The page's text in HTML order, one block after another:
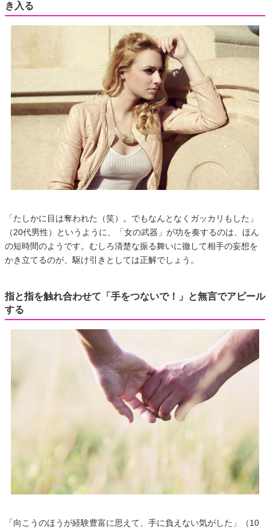
き入る
「たしかに目は奪われた（笑）。でもなんとなくガッカリもした」
（20代男性）というように、「女の武器」が功を奏するのは、ほん
の短時間のようです。むしろ清楚な振る舞いに徹して相手の妄想を
かき立てるのが、駆け引きとしては正解でしょう。
指と指を触れ合わせて「手をつないで！」と無言でアピール
する
「向こうのほうが経験豊富に思えて、手に負えない気がした」（10